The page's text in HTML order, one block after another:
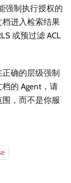
强制执行授权的
进入检索结果
或预过滤 ACL
确的层级强制
的 Agent，请
，而不是你服